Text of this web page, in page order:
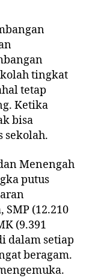
tingkat
tetap
Ketika
bisa
sekolah.
Menengah
putus
SMP (12.210
(9.391
dalam setiap
beragam.